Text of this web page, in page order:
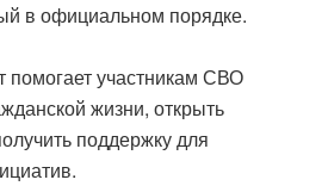
в официальном порядке.
помогает участникам СВО
жизни, открыть
поддержку для